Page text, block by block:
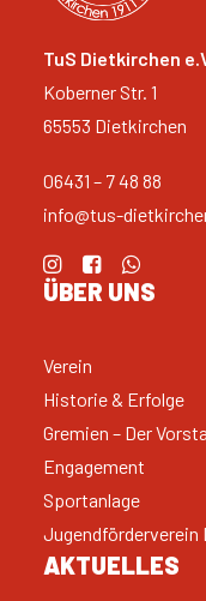
TuS Dietkirchen
Koberner Str. 1
65553 Dietkirchen
06431 – 7 48 88
info@tus-
ÜBER UNS
Verein
Historie & Erfolge
Gremien – Der
Engagement
Sportanlage
AKTUELLES